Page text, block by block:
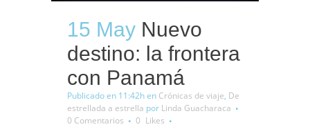
15 May Nuevo
destino: la frontera
con Panamá
Publicado en 11:42hen Crónicas de viaje, De
estrellada a estrella por Linda Guacharaca
0 Comentarios
0 Likes